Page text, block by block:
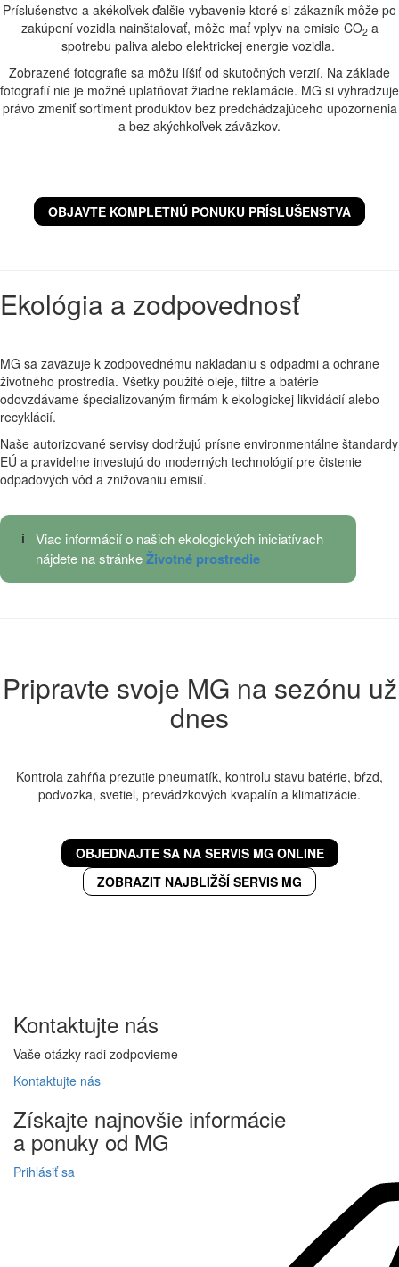
Príslušenstvo a akékoľvek ďalšie vybavenie ktoré si zákazník môže po
zakúpení vozidla nainštalovať, môže mať vplyv na emisie CO2a
spotrebu paliva alebo elektrickej energie vozidla.
Zobrazené fotografie sa môžu líšiť od skutočných verzií. Na základe
fotografií nie je možné uplatňovat žiadne reklamácie. MG si vyhradzuje
právo zmeniť sortiment produktov bez predchádzajúceho upozornenia
a bez akýchkoľvek záväzkov.
OBJAVTE KOMPLETNÚ PONUKU PRÍSLUŠENSTVA
Ekológia a zodpovednosť
MG sa zaväzuje k zodpovednému nakladaniu s odpadmi a ochrane
životného prostredia. Všetky použité oleje, filtre a batérie
odovzdávame špecializovaným firmám k ekologickej likvidácií alebo
recyklácií.
Naše autorizované servisy dodržujú prísne environmentálne štandardy
EÚ a pravidelne investujú do moderných technológií pre čistenie
odpadových vôd a znižovaniu emisií.
i
Viac informácií o našich ekologických iniciatívach
nájdete na stránkeŽivotné prostredie
Pripravte svoje MG na sezónu už
dnes
Kontrola zahŕňa prezutie pneumatík, kontrolu stavu batérie, bŕzd,
podvozka, svetiel, prevádzkových kvapalín a klimatizácie.
OBJEDNAJTE SA NA SERVIS MG ONLINE
ZOBRAZIT NAJBLIŽŠÍ SERVIS MG
Kontaktujte nás
Vaše otázky radi zodpovieme
Kontaktujte nás
Získajte najnovšie informácie
a ponuky od MG
Prihlásiť sa